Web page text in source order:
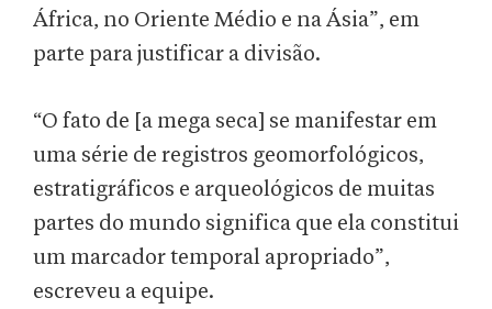
África, no Oriente Médio e na Ásia”, em
parte para justificar a divisão.
“O fato de [a mega seca] se manifestar em
uma série de registros geomorfológicos,
estratigráficos e arqueológicos de muitas
partes do mundo significa que ela constitui
um marcador temporal apropriado”,
escreveu a equipe.